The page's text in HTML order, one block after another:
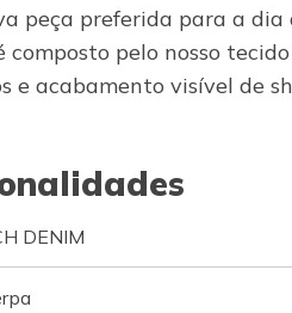
peça preferida para a dia
pelo nosso
e acabamento visível de
DENIM